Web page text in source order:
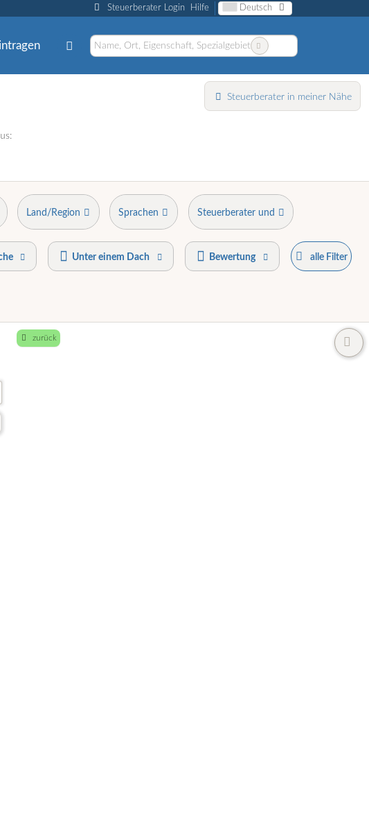
Steuerberater Login Hilfe Deutsch
Steuerberater in meiner Nähe
Land/Region Sprachen Steuerberater und
Unter einem Dach Bewertung alle Filter
zurück